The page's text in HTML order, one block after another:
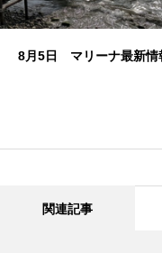
8月5日 マリーナ最新情
関連記事